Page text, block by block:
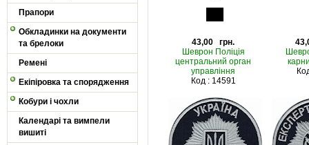
Прапори
Обкладинки на документи
та брелоки
Ремені
Екіпіровка та спорядження
Кобури і чохли
Календарі та вимпели
вишиті
43,00 грн.
Шеврон Поліція
центральний орган
управління
Код : 14591